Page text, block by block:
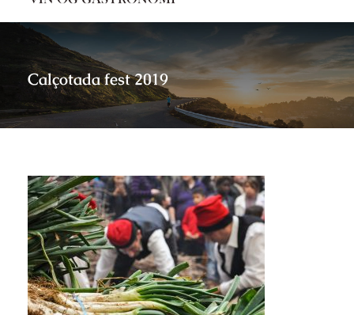
Calçotada fest 2019